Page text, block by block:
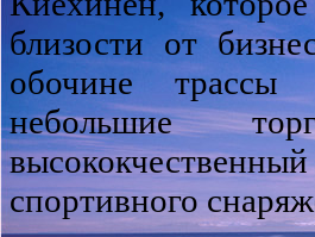
близости от
обочине
небольшие
спортивного